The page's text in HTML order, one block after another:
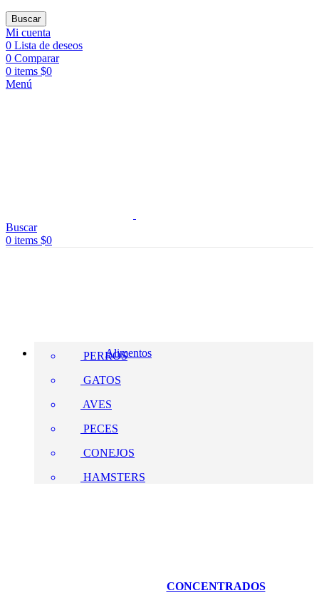
Buscar
Mi cuenta
0 Lista de deseos
0 Comparar
0 items $0
Menú
Buscar
0 items $0
Alimentos
PERROS
GATOS
AVES
PECES
CONEJOS
HAMSTERS
CONCENTRADOS